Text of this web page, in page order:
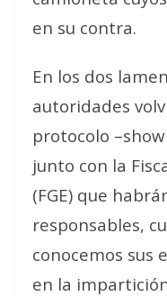
en su contra.
En los dos
autoridades
protocolo
junto con la
(FGE) que
responsables,
conocemos sus
en la